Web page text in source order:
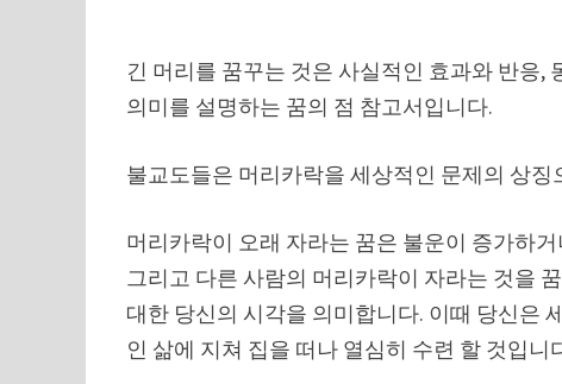
긴 머리를 꿈꾸는 것은 사실적인 효과와 반응,
의미를 설명하는 꿈의 점 참고서입니다.
불교도들은 머리카락을 세상적인 문제의 상
머리카락이 오래 자라는 꿈은 불운이 증가하
그리고 다른 사람의 머리카락이 자라는 것을
대한 당신의 시각을 의미합니다. 이때 당신은
인 삶에 지쳐 집을 떠나 열심히 수련 할 것입니